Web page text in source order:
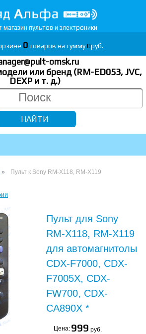
магазин пультов и электроники
0товаров на сумму0руб.
omsk.ru
или бренд (RM-ED053, JVC,
DEXP и т. д.)
Пульт к Sony RM-X118, RM-X119
Пульт для Sony
RM-X118, RM-X119
для автомагнитолы
CDX-F7000, CDX-
F7005X, CDX-
FW700, CDX-
CA890X *
Цена: 999 руб.